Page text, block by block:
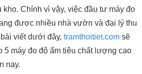
kho. Chính vì vậy, việc đầu tư máy đo
được nhiều nhà vườn và đại lý thu
viết dưới đây, tramthoitiet.com sẽ
5 máy đo độ ẩm tiêu chất lượng cao
nay.